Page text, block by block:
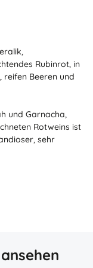
Rubinrot, in
reifen Beeren und
und Garnacha,
Rotweins ist
sehr